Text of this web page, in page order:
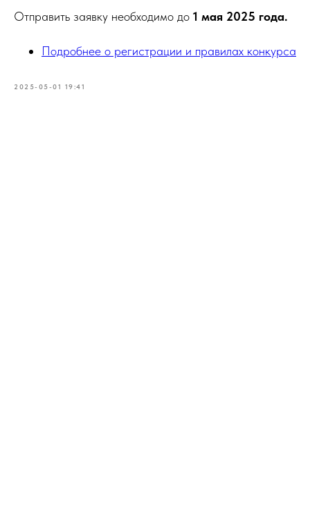
Отправить заявку необходимо до 1 мая 2025 года.
Подробнее о регистрации и правилах конкурса
2025-05-01 19:41